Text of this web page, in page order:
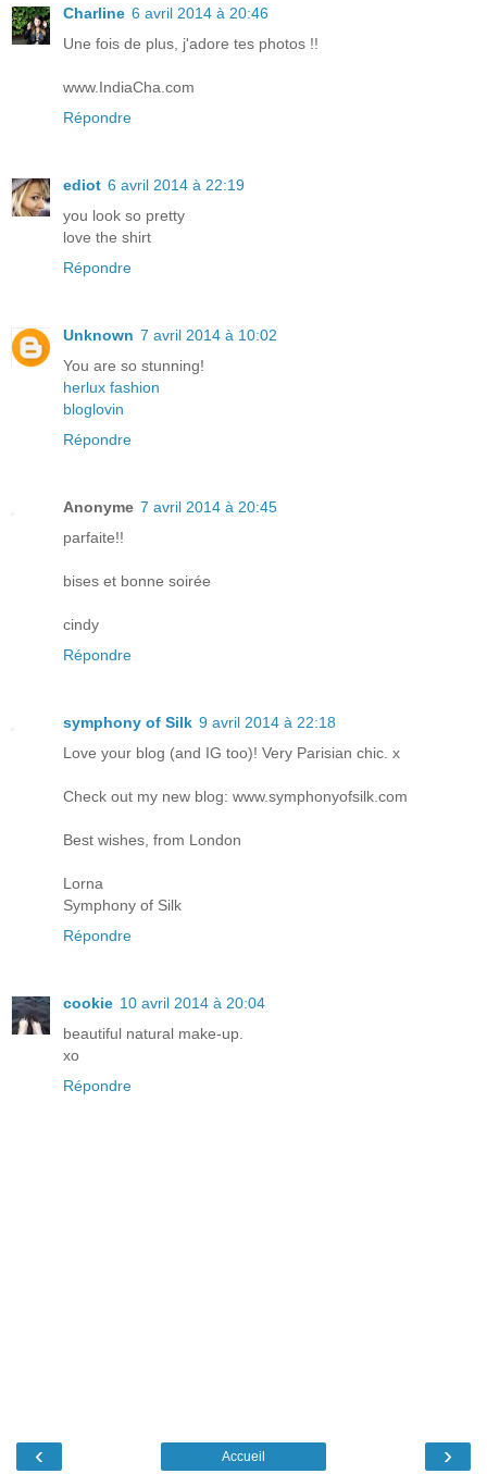
Charline 6 avril 2014 à 20:46
Une fois de plus, j'adore tes photos !!
www.IndiaCha.com
Répondre
ediot 6 avril 2014 à 22:19
you look so pretty
love the shirt
Répondre
Unknown 7 avril 2014 à 10:02
You are so stunning!
herlux fashion
bloglovin
Répondre
Anonyme 7 avril 2014 à 20:45
parfaite!!
bises et bonne soirée
cindy
Répondre
symphony of Silk 9 avril 2014 à 22:18
Love your blog (and IG too)! Very Parisian chic. x
Check out my new blog: www.symphonyofsilk.com
Best wishes, from London
Lorna
Symphony of Silk
Répondre
cookie 10 avril 2014 à 20:04
beautiful natural make-up.
xo
Répondre
‹ ›
Accueil